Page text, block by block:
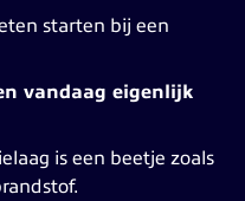
starten bij een
vandaag eigenlijk
is een beetje zoals